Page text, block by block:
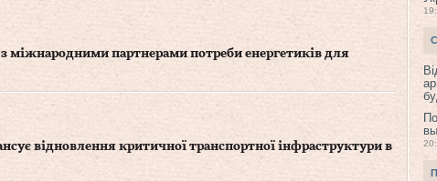
з міжнародними партнерами потреби енергетиків для
відновлення критичної транспортної інфраструктури в